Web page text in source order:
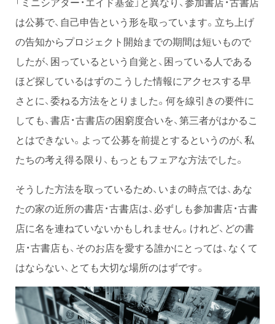
は公募で、自己申告という形を取っています。立ち上げ
の告知からプロジェクト開始までの期間は短いもので
したが、困っているという自覚と、困っている人である
ほど探しているはずのこうした情報にアクセスする早
さとに、委ねる方法をとりました。何を線引きの要件に
しても、書店・古書店の困窮度合いを、第三者がはかるこ
とはできない。よって公募を前提とするというのが、私
たちの考え得る限り、もっともフェアな方法でした。
そうした方法を取っているため、いまの時点では、あな
たの家の近所の書店・古書店は、必ずしも参加書店・古書
店に名を連ねていないかもしれません。けれど、どの書
店・古書店も、そのお店を愛する誰かにとっては、なくて
はならない、とても大切な場所のはずです。